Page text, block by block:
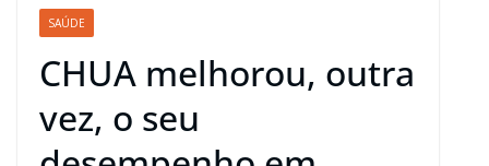
SAÚDE
CHUA melhorou, outra
vez, o seu